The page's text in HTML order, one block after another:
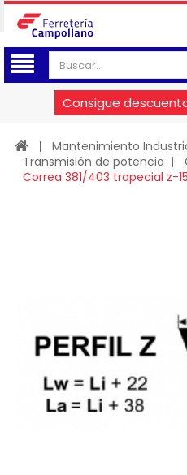
Consigue
Mantenimiento
Transmisión de potencia
Correa 381/403 trapecial z-15